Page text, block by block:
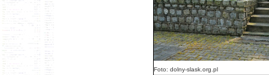
Foto: dolny-slask.org.pl